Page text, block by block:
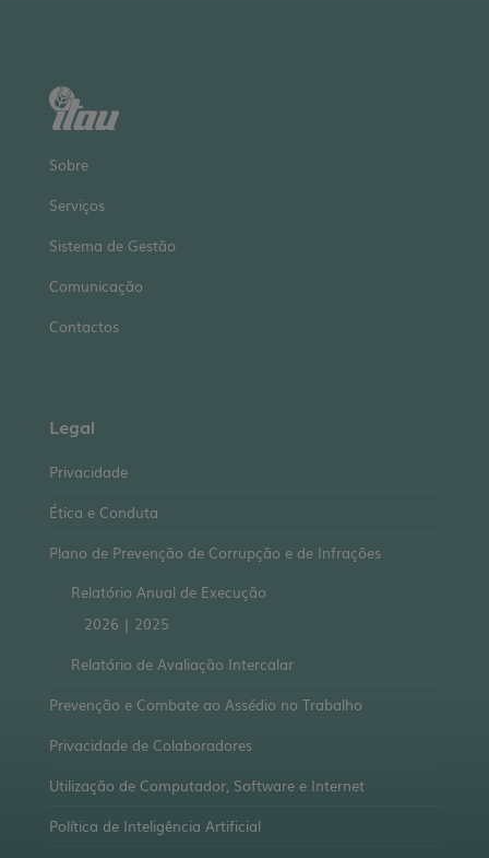
Sobre
Serviços
Sistema de Gestão
Comunicação
Contactos
Legal
Privacidade
Ética e Conduta
Plano de Prevenção de Corrupção e de Infrações
Relatório Anual de Execução
2026 | 2025
Relatório de Avaliação Intercalar
Prevenção e Combate ao Assédio no Trabalho
Privacidade de Colaboradores
Utilização de Computador, Software e Internet
Política de Inteligência Artificial